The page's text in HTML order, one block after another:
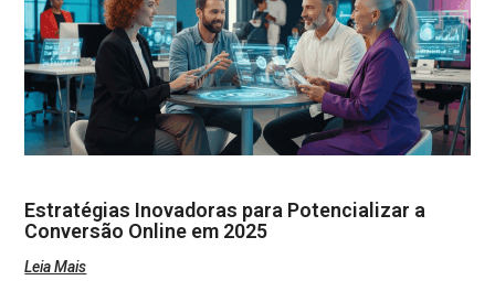
Estratégias Inovadoras para Potencializar a
Conversão Online em 2025
Leia Mais